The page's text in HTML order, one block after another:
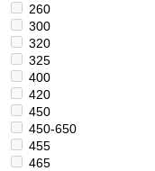
260
300
320
325
400
420
450
450-650
455
465